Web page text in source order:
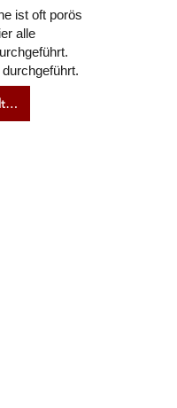
ist oft porös
alle
Kostenloses Angebot erhalten